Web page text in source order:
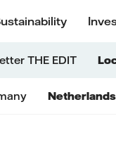
THE EDIT
Netherlands